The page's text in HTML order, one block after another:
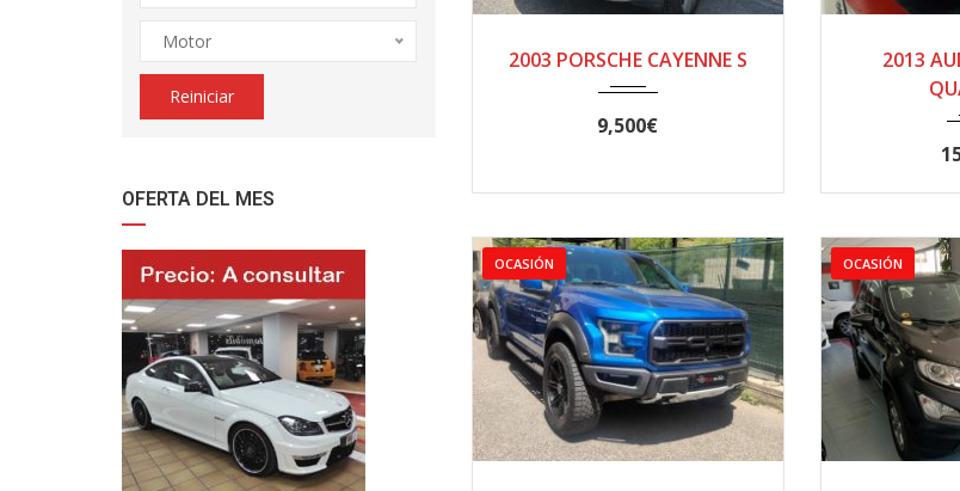
Motor
Reiniciar
OFERTA DEL MES
229000
2003 PORSCHE CAYENNE S
9,500€
2013
OCASIÓN OCASIÓN